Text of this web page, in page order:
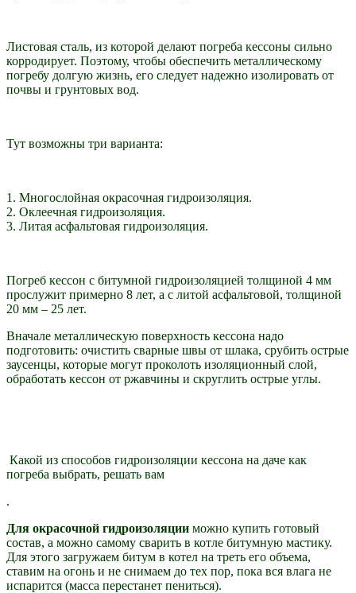
Листовая сталь, из которой делают погреба кессоны сильно
корродирует. Поэтому, чтобы обеспечить металлическому
погребу долгую жизнь, его следует надежно изолировать от
почвы и грунтовых вод.
Тут возможны три варианта:
1. Многослойная окрасочная гидроизоляция.
2. Оклеечная гидроизоляция.
3. Литая асфальтовая гидроизоляция.
Погреб кессон с битумной гидроизоляцией толщиной 4 мм
прослужит примерно 8 лет, а с литой асфальтовой, толщиной
20 мм – 25 лет.
Вначале металлическую поверхность кессона надо
подготовить: очистить сварные швы от шлака, срубить острые
заусенцы, которые могут проколоть изоляционный слой,
обработать кессон от ржавчины и скруглить острые углы.
Какой из способов гидроизоляции кессона на даче как
погреба выбрать, решать вам
.
Для окрасочной гидроизоляции можно купить готовый
состав, а можно самому сварить в котле битумную мастику.
Для этого загружаем битум в котел на треть его объема,
ставим на огонь и не снимаем до тех пор, пока вся влага не
испарится (масса перестанет пениться).